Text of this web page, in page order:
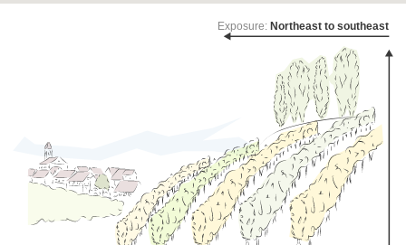
Exposure: Northeast to southeast